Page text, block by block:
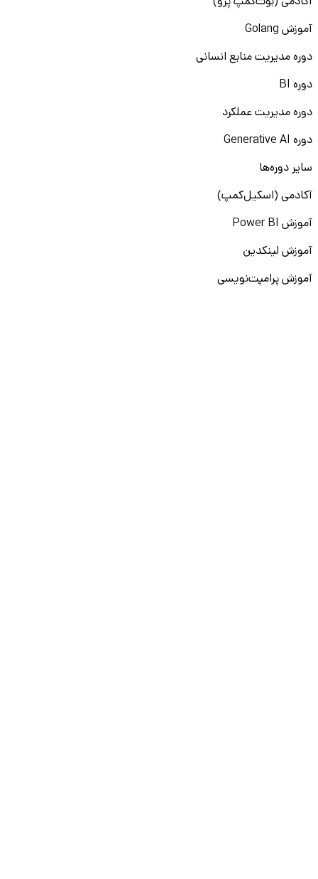
آموزش Golang
دوره مدیریت منابع انسانی
دوره BI
دوره مدیریت عملکرد
دوره Generative AI
سایر دوره‌ها
آکادمی (اسکیل‌کمپ)
آموزش Power BI
آموزش لینکدین
آموزش پرامپت‌نویسی